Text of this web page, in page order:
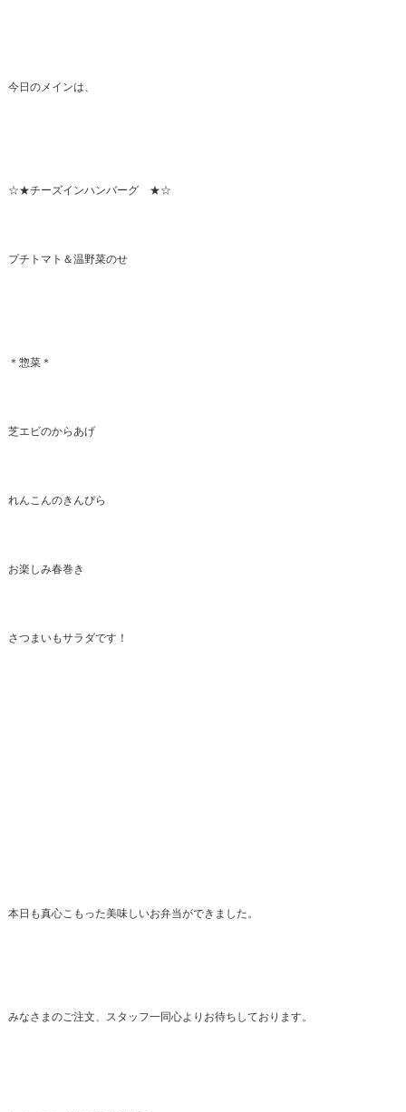
今日のメインは、
☆★チーズインハンバーグ ★☆
プチトマト＆温野菜のせ
＊惣菜＊
芝エビのからあげ
れんこんのきんぴら
お楽しみ春巻き
さつまいもサラダです！
本日も真心こもった美味しいお弁当ができました。
みなさまのご注文、スタッフ一同心よりお待ちしております。